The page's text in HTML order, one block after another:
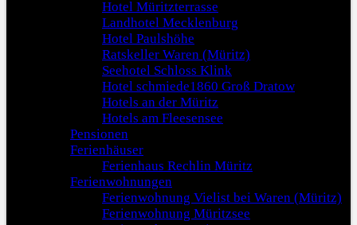
Hotel Müritzterrasse
Landhotel Mecklenburg
Hotel Paulshöhe
Ratskeller Waren (Müritz)
Seehotel Schloss Klink
Hotel schmiede1860 Groß Dratow
Hotels an der Müritz
Hotels am Fleesensee
Pensionen
Ferienhäuser
Ferienhaus Rechlin Müritz
Ferienwohnungen
Ferienwohnung Vielist bei Waren (Müritz)
Ferienwohnung Müritzsee